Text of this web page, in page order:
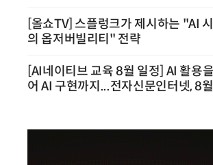
[올쇼TV] 스플렁크가 제시하는 "AI
의 옵저버빌리티" 전략
[AI네이티브 교육 8월 일정] AI 활용
어 AI 구현까지...전자신문인터넷, 8